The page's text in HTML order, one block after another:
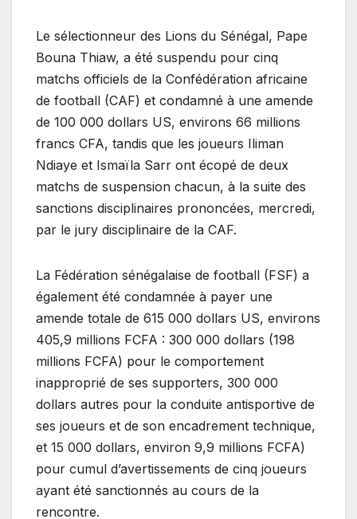
Le sélectionneur des Lions du Sénégal, Pape
Bouna Thiaw, a été suspendu pour cinq
matchs officiels de la Confédération africaine
de football (CAF) et condamné à une amende
de 100 000 dollars US, environs 66 millions
francs CFA, tandis que les joueurs Iliman
Ndiaye et Ismaïla Sarr ont écopé de deux
matchs de suspension chacun, à la suite des
sanctions disciplinaires prononcées, mercredi,
par le jury disciplinaire de la CAF.
La Fédération sénégalaise de football (FSF) a
également été condamnée à payer une
amende totale de 615 000 dollars US, environs
405,9 millions FCFA : 300 000 dollars (198
millions FCFA) pour le comportement
inapproprié de ses supporters, 300 000
dollars autres pour la conduite antisportive de
ses joueurs et de son encadrement technique,
et 15 000 dollars, environ 9,9 millions FCFA)
pour cumul d’avertissements de cinq joueurs
ayant été sanctionnés au cours de la
rencontre.